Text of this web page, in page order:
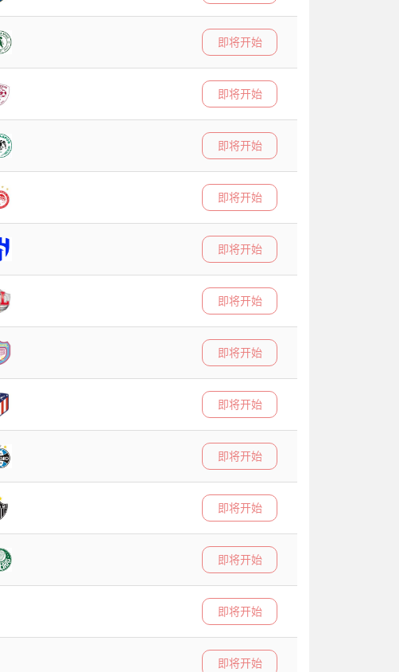
即将开始
即将开始
即将开始
即将开始
即将开始
即将开始
即将开始
即将开始
即将开始
即将开始
即将开始
即将开始
即将开始